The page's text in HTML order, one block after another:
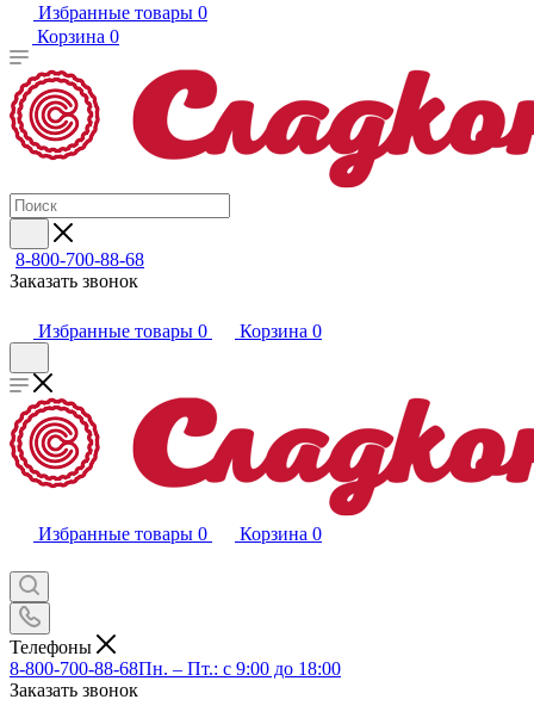
Избранные товары 0
Корзина 0
8-800-700-88-68
Заказать звонок
Избранные товары 0 Корзина 0
Избранные товары 0 Корзина 0
Телефоны
8-800-700-88-68Пн. – Пт.: с 9:00 до 18:00
Заказать звонок